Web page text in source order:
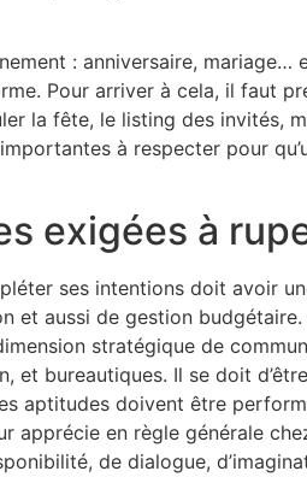
: anniversaire,
Pour arriver à cela, il faut
la fête, le listing des invités,
à respecter pour
exigées à
ses intentions doit avoir
et aussi de gestion
stratégique de
et bureautiques. Il se doit
aptitudes doivent être
apprécie en règle générale
de dialogue,